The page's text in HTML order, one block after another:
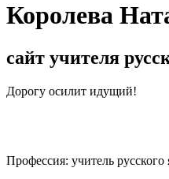
Королева
сайт учителя
Дорогу осилит идущий!
Профессия: учитель